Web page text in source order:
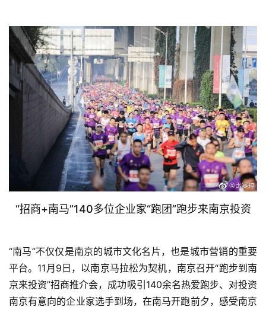
“招商+南马”140多位企业家“跑团”跑步来南京投资
“南马”不仅仅是南京的城市文化名片，也是城市营销的重要
平台。11月9日，以南京马拉松为契机，南京召开“跑步到南
京来投资”招商推介会，成功吸引140余名热爱跑步、对投资
南京有意向的企业家选手到场，在南马开跑前夕，感受南京